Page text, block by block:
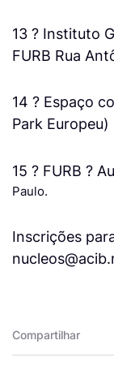
13 ? Instituto
FURB Rua
14 ? Espaço
Park Europeu)
15 ? FURB ?
Paulo.
Inscrições
Compartilhar